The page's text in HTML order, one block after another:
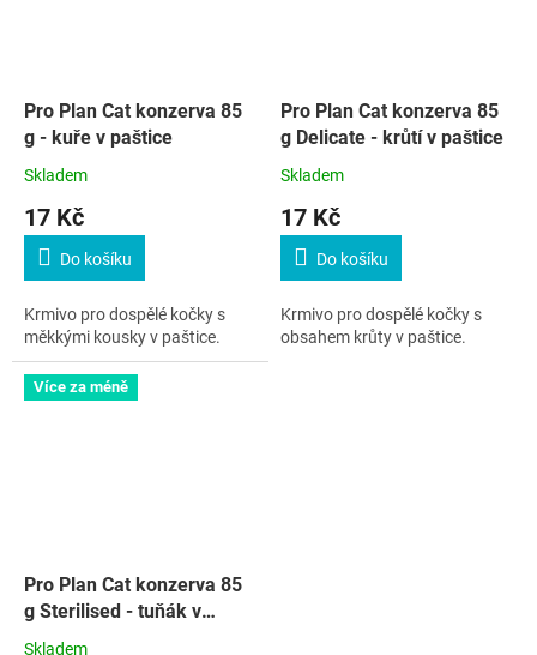
Pro Plan Cat konzerva 85
g - kuře v paštice
Skladem
17 Kč
Do košíku
Krmivo pro dospělé kočky s
měkkými kousky v paštice.
Pro Plan Cat konzerva 85
g Delicate - krůtí v paštice
Skladem
17 Kč
Do košíku
Krmivo pro dospělé kočky s
obsahem krůty v paštice.
Více za méně
Pro Plan Cat konzerva 85
g Sterilised - tuňák v
paštice pro kastráty
Skladem